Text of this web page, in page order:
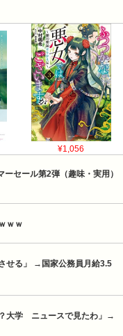
¥1,056
セール第2弾（趣味・実用）
ｗｗ
せる」 →国家公務員月給3.5
大学　ニュースで見たわ」→